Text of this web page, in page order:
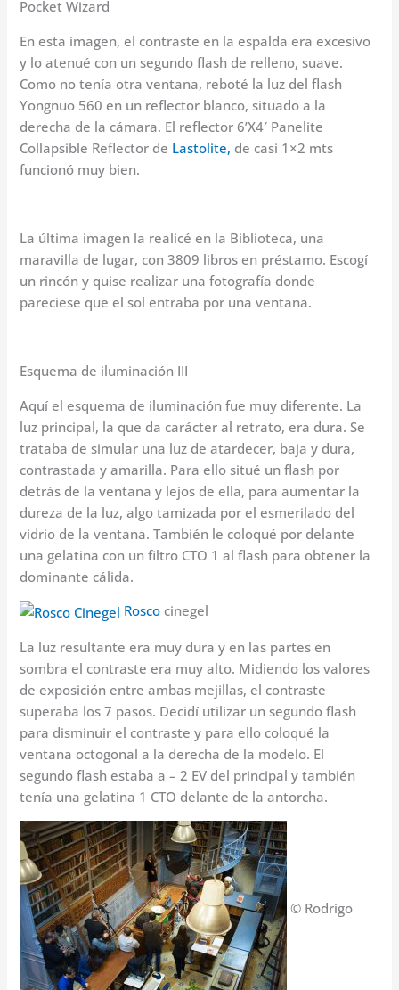
Pocket Wizard
En esta imagen, el contraste en la espalda era excesivo
y lo atenué con un segundo flash de relleno, suave.
Como no tenía otra ventana, reboté la luz del flash
Yongnuo 560 en un reflector blanco, situado a la
derecha de la cámara. El reflector 6’X4′ Panelite
Collapsible Reflector de Lastolite, de casi 1×2 mts
funcionó muy bien.
La última imagen la realicé en la Biblioteca, una
maravilla de lugar, con 3809 libros en préstamo. Escogí
un rincón y quise realizar una fotografía donde
pareciese que el sol entraba por una ventana.
Esquema de iluminación III
Aquí el esquema de iluminación fue muy diferente. La
luz principal, la que da carácter al retrato, era dura. Se
trataba de simular una luz de atardecer, baja y dura,
contrastada y amarilla. Para ello situé un flash por
detrás de la ventana y lejos de ella, para aumentar la
dureza de la luz, algo tamizada por el esmerilado del
vidrio de la ventana. También le coloqué por delante
una gelatina con un filtro CTO 1 al flash para obtener la
dominante cálida.
Rosco cinegel
La luz resultante era muy dura y en las partes en
sombra el contraste era muy alto. Midiendo los valores
de exposición entre ambas mejillas, el contraste
superaba los 7 pasos. Decidí utilizar un segundo flash
para disminuir el contraste y para ello coloqué la
ventana octogonal a la derecha de la modelo. El
segundo flash estaba a – 2 EV del principal y también
tenía una gelatina 1 CTO delante de la antorcha.
© Rodrigo